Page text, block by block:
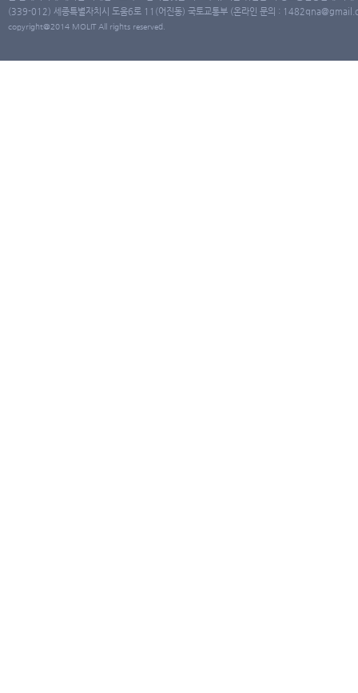
(339-012) 세종특별자치시 도움6로 11(어진동) 국토교통부 (온라인 문의 :
copyright@2014 MOLIT All rights reserved.